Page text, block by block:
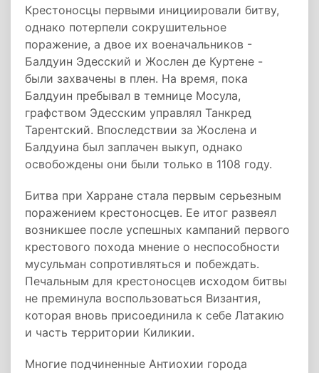
Крестоносцы первыми инициировали битву,
однако потерпели сокрушительное
поражение, а двое их военачальников -
Балдуин Эдесский и Жослен де Куртене -
были захвачены в плен. На время, пока
Балдуин пребывал в темнице Мосула,
графством Эдесским управлял Танкред
Тарентский. Впоследствии за Жослена и
Балдуина был заплачен выкуп, однако
освобождены они были только в 1108 году.
Битва при Харране стала первым серьезным
поражением крестоносцев. Ее итог развеял
возникшее после успешных кампаний первого
крестового похода мнение о неспособности
мусульман сопротивляться и побеждать.
Печальным для крестоносцев исходом битвы
не преминула воспользоваться Византия,
которая вновь присоединила к себе Латакию
и часть территории Киликии.
Многие подчиненные Антиохии города